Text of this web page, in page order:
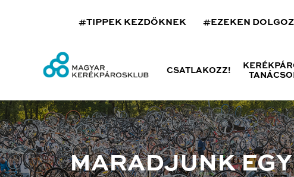
#TIPPEK KEZDŐKNEK #EZEKEN
CSATLAKOZZ!
MARADJUNK